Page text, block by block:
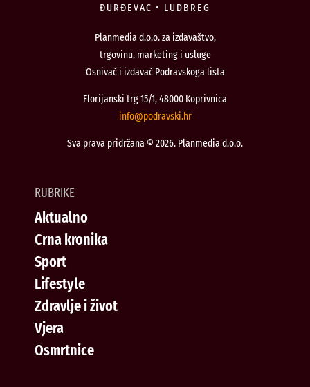
ĐURĐEVAC • LUDBREG
Planmedia d.o.o. za izdavaštvo,
trgovinu, marketing i usluge
Osnivač i izdavač Podravskoga lista
Florijanski trg 15/1, 48000 Koprivnica
rh.iksvardop
@ofni
Sva prava pridržana © 2026. Planmedia d.o.o.
RUBRIKE
Aktualno
Crna kronika
Sport
Lifestyle
Zdravlje i život
Vjera
Osmrtnice